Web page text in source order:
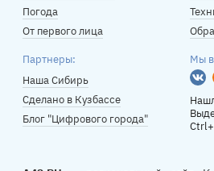
Погода
От первого лица
Партнеры:
Наша Сибирь
Сделано в Кузбассе
Блог "Цифрового города"
Мы в